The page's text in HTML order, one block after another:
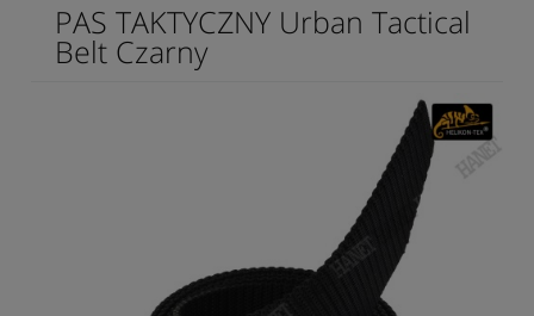
PAS TAKTYCZNY Urban Tactical
Belt Czarny